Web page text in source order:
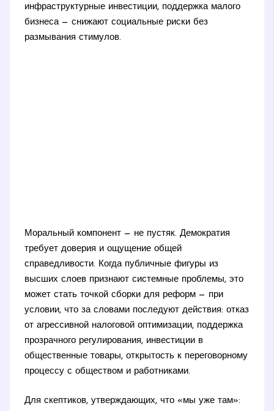
инфраструктурные инвестиции, поддержка малого
бизнеса — снижают социальные риски без
размывания стимулов.
Моральный компонент — не пустяк. Демократия
требует доверия и ощущение общей
справедливости. Когда публичные фигуры из
высших слоев признают системные проблемы, это
может стать точкой сборки для реформ — при
условии, что за словами последуют действия: отказ
от агрессивной налоговой оптимизации, поддержка
прозрачного регулирования, инвестиции в
общественные товары, открытость к переговорному
процессу с обществом и работниками.
Для скептиков, утверждающих, что «мы уже там»: